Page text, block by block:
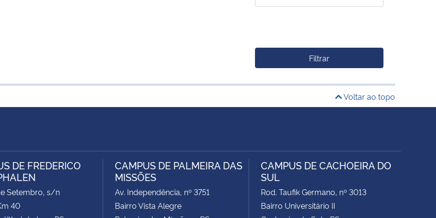
Filtrar
Voltar ao topo
DE FREDERICO
Setembro, s/n
40
CAMPUS DE PALMEIRA DAS
MISSÕES
Av. Independência, nº 3751
Bairro Vista Alegre
CAMPUS DE CACHOEIRA DO
SUL
Rod. Taufik Germano, nº 3013
Bairro Universitário II